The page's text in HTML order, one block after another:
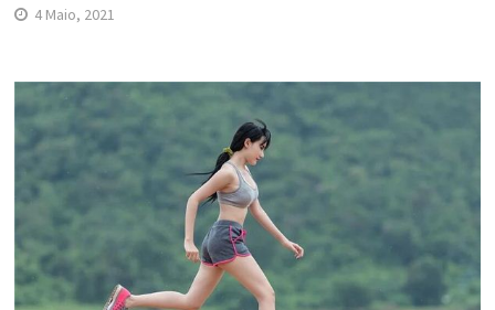
4 Maio, 2021